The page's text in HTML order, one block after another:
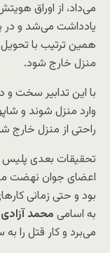
می‌داد، از اوراق
یادداشت می‌شد و در
همین ترتیب با
منزل خارج شود.
با این تدابیر سخت و
وارد منزل شوند و
راحتی از منزل خارج
تحقیقات بعدی پلیس
اعضای جوان نهضت
بود و حتی زمانی
به اسامی محمد آزادی
می‌برد و کار قتل را